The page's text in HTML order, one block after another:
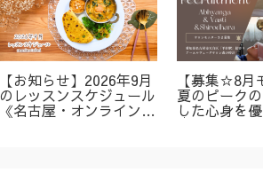
【お知らせ】2026年9月
のレッスンスケジュール
《名古屋・オンラインア
【募集☆8月
夏のピーク
した心身を